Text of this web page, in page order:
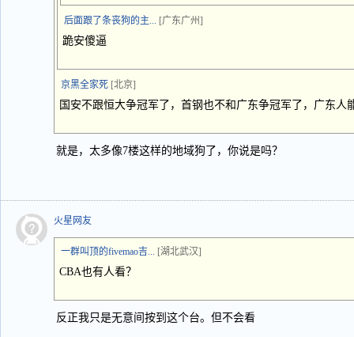
后面跟了条丧狗的主... [广东广州]
跪安傻逼
京黑全家死 [北京]
国安不跟恒大争冠军了，首钢也不和广东争冠军了，广东人
就是，太多像7楼这样的地域狗了，你说是吗？
火星网友
一群叫顶的fivemao吉... [湖北武汉]
CBA也有人看？
反正我只是无意间按到这个台。但不会看